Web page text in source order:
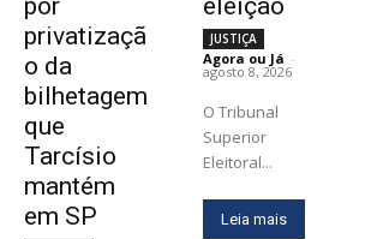
por
privatizaçã
o da
bilhetagem
que
Tarcísio
mantém
em SP
eleição
JUSTIÇA
Agora ou Já -
agosto 8, 2026
O Tribunal
Superior
Eleitoral...
Leia mais